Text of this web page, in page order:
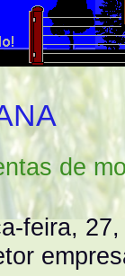
de
feira,